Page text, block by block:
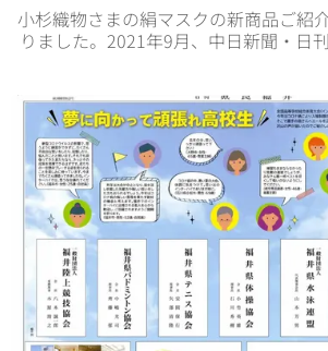
小杉織物さまの絹マスクの新商品ご紹
りました。2021年9月、中日新聞・日